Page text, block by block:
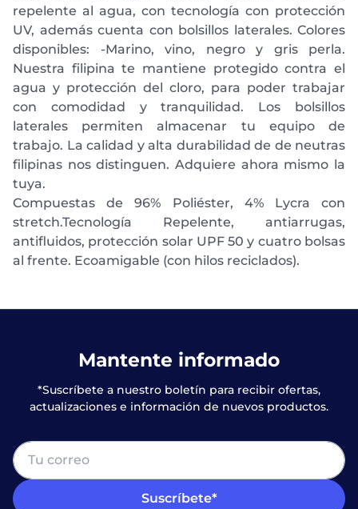
repelente al agua, con tecnología con protección
UV, además cuenta con bolsillos laterales. Colores
disponibles: -Marino, vino, negro y gris perla.
Nuestra filipina te mantiene protegido contra el
agua y protección del cloro, para poder trabajar
con comodidad y tranquilidad. Los bolsillos
laterales permiten almacenar tu equipo de
trabajo. La calidad y alta durabilidad de de neutras
filipinas nos distinguen. Adquiere ahora mismo la
tuya.
Compuestas de 96% Poliéster, 4% Lycra con
stretch.Tecnología Repelente, antiarrugas,
antifluidos, protección solar UPF 50 y cuatro bolsas
al frente. Ecoamigable (con hilos reciclados).
Mantente informado
*Suscríbete a nuestro boletín para recibir ofertas,
actualizaciones e información de nuevos productos.
Suscríbete*